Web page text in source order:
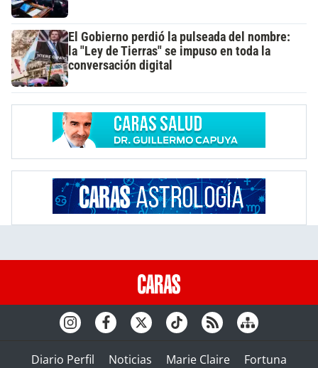
El Gobierno perdió la pulseada del nombre:
la "Ley de Tierras" se impuso en toda la
conversación digital
Diario Perfil Noticias Marie Claire Fortuna